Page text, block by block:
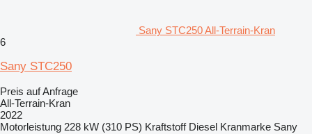
Sany STC250 All-Terrain-Kran
6
Sany STC250
Preis auf Anfrage
All-Terrain-Kran
2022
Motorleistung 228 kW (310 PS) Kraftstoff Diesel Kranmarke Sany